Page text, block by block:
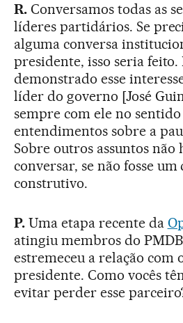
R.Conversamos todas as
líderes partidários. Se
alguma conversa
presidente, isso seria
demonstrado esse
líder do governo [José
sempre com ele no
entendimentos sobre a
Sobre outros assuntos não
conversar, se não fosse um
construtivo.
P.Uma etapa recente da
atingiu membros do
estremeceu a relação com
presidente. Como vocês
evitar perder esse